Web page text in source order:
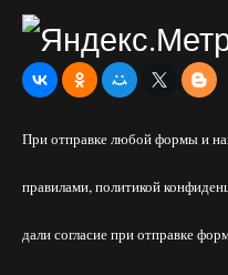
При отправке любой формы и
правилами, политикой
дали согласие при отправке